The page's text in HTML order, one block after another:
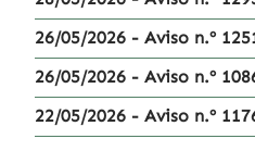
26/05/2026 - Aviso n.º
26/05/2026 - Aviso n.º
22/05/2026 - Aviso n.º